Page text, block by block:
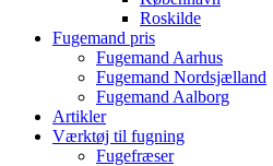
Roskilde
Fugemand pris
Fugemand Aarhus
Fugemand Nordsjælland
Fugemand Aalborg
Artikler
Værktøj til fugning
Fugefræser